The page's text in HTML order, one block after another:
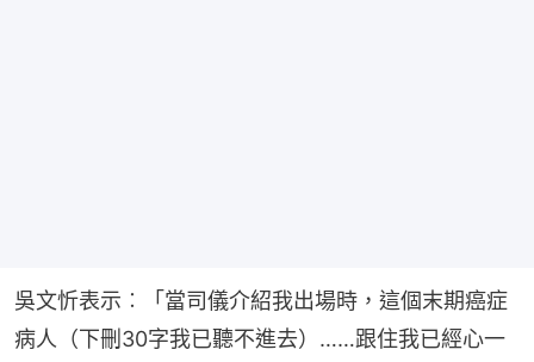
吳文忻表示︰「當司儀介紹我出場時，這個末期癌症
病人（下刪30字我已聽不進去）……跟住我已經心一